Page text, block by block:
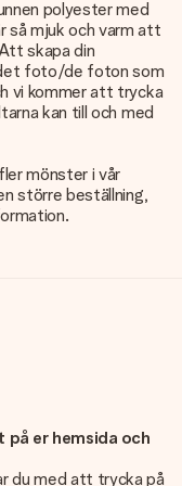
polyester med
så mjuk och varm att
skapa din
foto/de foton som
vi kommer att trycka
kan till och med
mönster i vår
större beställning,
på er hemsida och
du med att trycka på